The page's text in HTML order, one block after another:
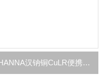
HANNA汉钠铜CuLR便携式比色计